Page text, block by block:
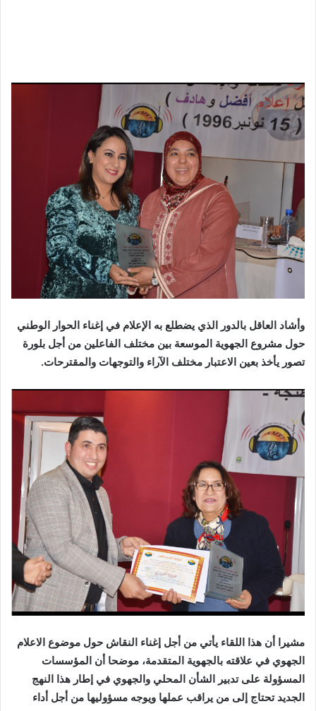
وأشاد العاقل بالدور الذي يضطلع به الإعلام في إغناء الحوار الوطني
حول مشروع الجهوية الموسعة بين مختلف الفاعلين من أجل بلورة
تصور يأخذ بعين الاعتبار مختلف الآراء والتوجهات والمقترحات.
مشيرا أن هذا اللقاء يأتي من أجل إغناء النقاش حول موضوع الاعلام
الجهوي في علاقته بالجهوية المتقدمة، موضحا أن المؤسسات
المسؤولة على تدبير الشأن المحلي والجهوي في إطار هذا النهج
الجديد تحتاج إلى من يراقب عملها ويوجه مسؤوليها من أجل أداء